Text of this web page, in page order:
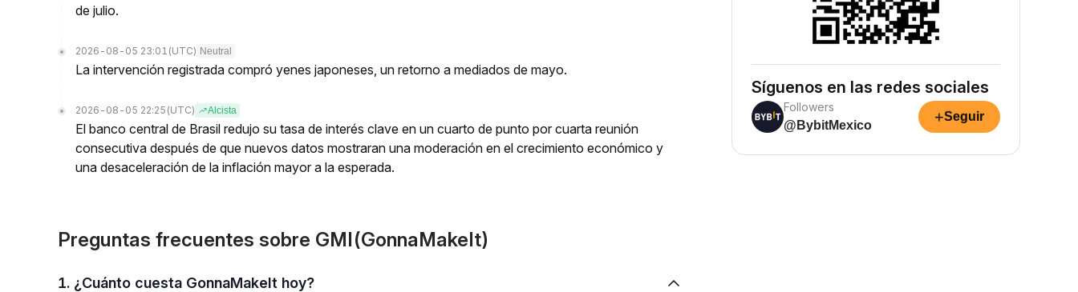
de julio.
2026-08-05 23:01 (UTC) Neutral
La intervención registrada compró yenes japoneses, un retorno a mediados de mayo.
2026-08-05 22:25 (UTC) Alcista
El banco central de Brasil redujo su tasa de interés clave en un cuarto de punto por cuarta reunión
consecutiva después de que nuevos datos mostraran una moderación en el crecimiento económico y
una desaceleración de la inflación mayor a la esperada.
Preguntas frecuentes sobre GMI(GonnaMakeIt)
1. ¿Cuánto cuesta GonnaMakeIt hoy?
Síguenos en las redes sociales
Followers
@BybitMexico
+Seguir